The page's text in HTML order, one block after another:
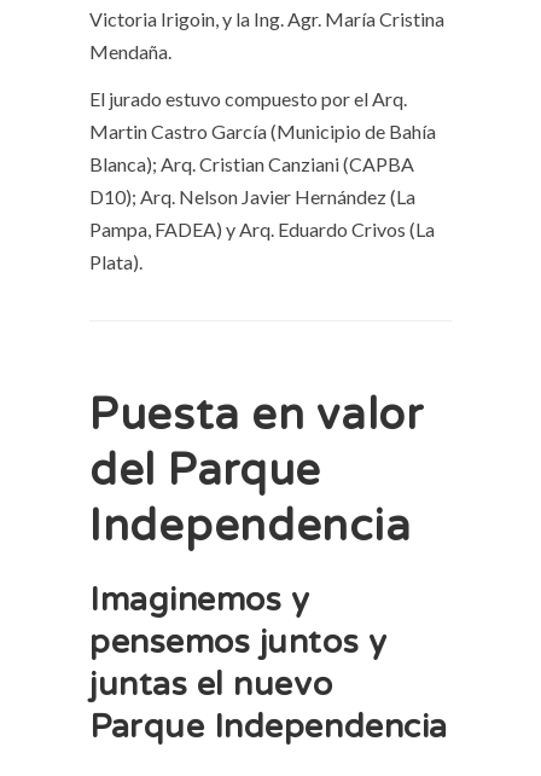
Victoria Irigoin, y la Ing. Agr. María Cristina
Mendaña.
El jurado estuvo compuesto por el Arq.
Martin Castro García (Municipio de Bahía
Blanca); Arq. Cristian Canziani (CAPBA
D10); Arq. Nelson Javier Hernández (La
Pampa, FADEA) y Arq. Eduardo Crivos (La
Plata).
Puesta en valor
del Parque
Independencia
Imaginemos y
pensemos juntos y
juntas el nuevo
Parque Independencia